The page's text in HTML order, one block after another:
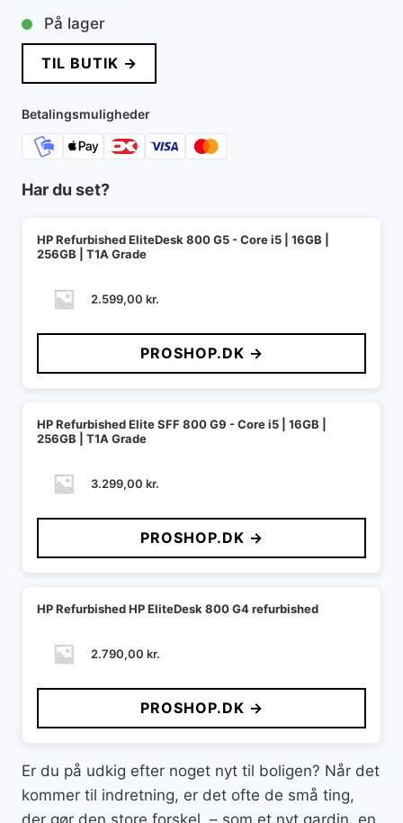
På lager
TIL BUTIK →
Betalingsmuligheder
Har du set?
HP Refurbished EliteDesk 800 G5 - Core i5 | 16GB |
256GB | T1A Grade
2.599,00 kr.
PROSHOP.DK →
HP Refurbished Elite SFF 800 G9 - Core i5 | 16GB |
256GB | T1A Grade
3.299,00 kr.
PROSHOP.DK →
HP Refurbished HP EliteDesk 800 G4 refurbished
2.790,00 kr.
PROSHOP.DK →
Er du på udkig efter noget nyt til boligen? Når det
kommer til indretning, er det ofte de små ting,
der gør den store forskel – som et nyt gardin, en